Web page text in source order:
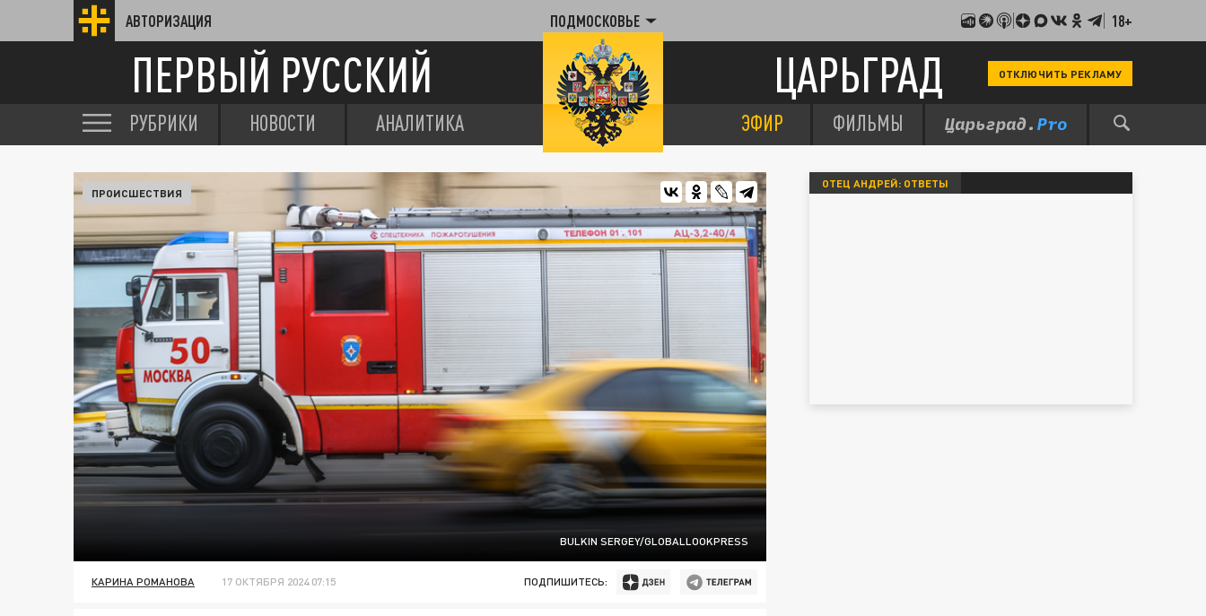
АВТОРИЗАЦИЯ ПОДМОСКОВЬЕ 18+
ПЕРВЫЙ РУССКИЙ ЦАРЬГРАД ОТКЛЮЧИТЬ РЕКЛАМУ
РУБРИКИ НОВОСТИ АНАЛИТИКА ЭФИР ФИЛЬМЫ
BULKIN SERGEY/GLOBALLOOKPRESS
ПРОИСШЕСТВИЯ
КАРИНА РОМАНОВА 17 ОКТЯБРЯ 2024 07:15 ПОДПИШИТЕСЬ:
ОТЕЦ АНДРЕЙ: ОТВЕТЫ